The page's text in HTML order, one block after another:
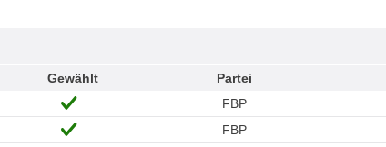
Gewählt Partei
FBP
FBP